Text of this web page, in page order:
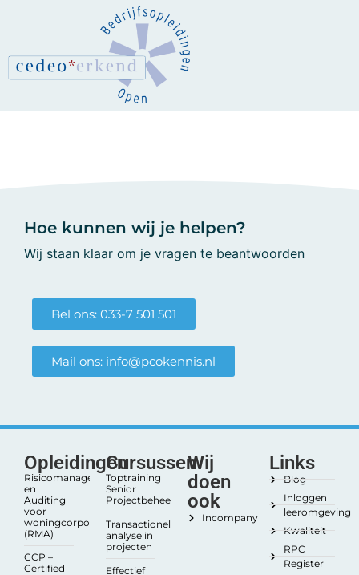
Hoe kunnen wij je helpen?
Wij staan klaar om je vragen te beantwoorden
Bel ons: 033-7 501 501
Mail ons: info@pcokennis.nl
Opleidingen
Risicomanagement
en
Auditing
voor
woningcorporaties
(RMA)
CCP –
Certified
Cursussen
Toptraining
Senior
Projectbeheersing
Transactionele
analyse in
projecten
Effectief
Wij
doen
ook
Incompany
Links
Blog
Inloggen
leeromgeving
Kwaliteit
RPC
Register